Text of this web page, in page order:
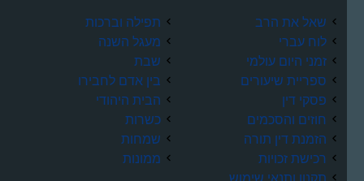
שאל את הרב
לוח עברי
זמני היום עולמי
ספריית שיעורים
פסקי דין
חוזים והסכמים
הזמנת דין תורה
רכישת זכויות
תפילה וברכות
מעגל השנה
שבת
בין אדם לחבירו
הבית היהודי
כשרות
שמחות
ממונות